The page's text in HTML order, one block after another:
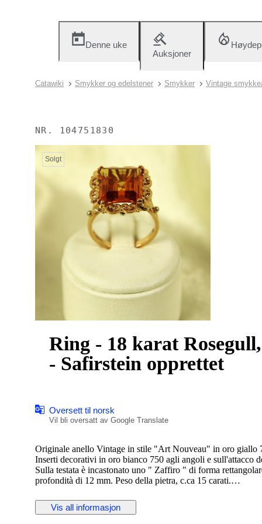
Denne uke
Auksjoner
Catawiki Smykker og edelstener Smykker Vintage
NR. 104751830
Solgt
Ring - 18 karat Rosegull, Hvitt gull
- Safirstein opprettet
Oversett til norsk
Vil bli oversatt av Google Translate
Originale anello Vintage in stile "Art Nouveau" in oro giallo
Inserti decorativi in oro bianco 750 agli angoli e sull'attacco
Sulla testata è incastonato uno " Zaffiro " di forma
profondità di 12 mm. Peso della pietra, c.ca 15 carati.
Marchiato internamente 750.
Bel esemplare in ottima conservazione, e di piacevole aspetto
Vis all informasjon